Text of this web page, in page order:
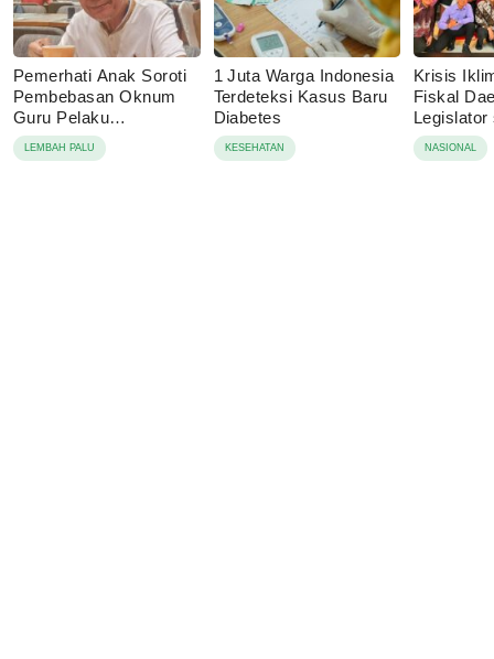
Pemerhati Anak Soroti
Pembebasan Oknum
Guru Pelaku
Pencabulan, Desak
Proses Hukum
LEMBAH PALU
1 Juta Warga Indonesia
Terdeteksi Kasus Baru
Diabetes
KESEHATAN
Krisis
Fiskal
Legislator
Dorong
NASIONAL